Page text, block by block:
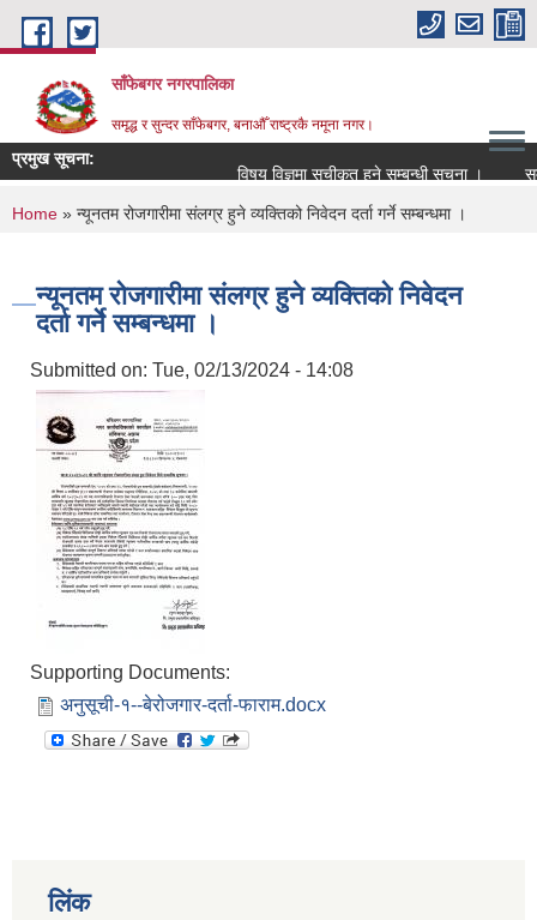
Skip to main content
साँफेबगर नगरपालिका
समृद्ध र सुन्दर साँफेबगर, बनाऔँ राष्ट्रकै नमूना नगर।
प्रमुख सूचना:
विषय विज्ञमा सुचीकृत हुने सम्बन्धी सूचना ।
You are here
Home » न्यूनतम रोजगारीमा संलग्र हुने व्यक्तिको निवेदन दर्ता गर्ने सम्बन्धमा ।
न्यूनतम रोजगारीमा संलग्र हुने व्यक्तिको निवेदन
दर्ता गर्ने सम्बन्धमा ।
Submitted on: Tue, 02/13/2024 - 14:08
Supporting Documents:
अनुसूची-१--बेरोजगार-दर्ता-फाराम.docx
लिंक